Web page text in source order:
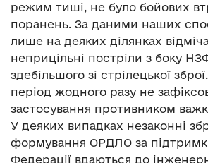
режим тиші, не було бойових
поранень. За даними наших
лише на деяких ділянках
неприцільні постріли з боку
здебільшого зі стрілецької
період жодного разу не
застосування противником
У деяких випадках незаконні
формування ОРДЛО за
Федерації вдаються до